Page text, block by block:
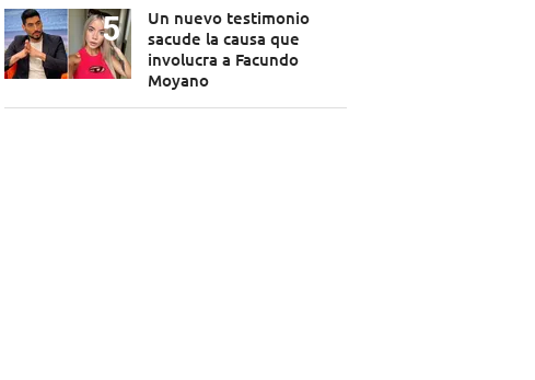
Un nuevo testimonio
sacude la causa que
involucra a Facundo
Moyano